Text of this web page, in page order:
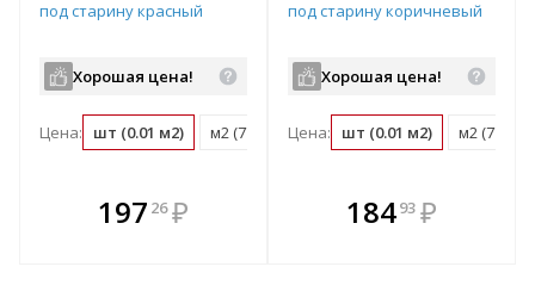
под старину красный
Хорошая цена!
Цена: шт (0.01 м2) м2 (77 шт) поддон (724 шт)
197 26 ₽
В комплекте
всегда выгоднее!
под старину коричневый
Хорошая цена!
Цена: шт (0.01 м2) м2 (77 шт)
В комплекте
всегда выгоднее!
18493 ₽